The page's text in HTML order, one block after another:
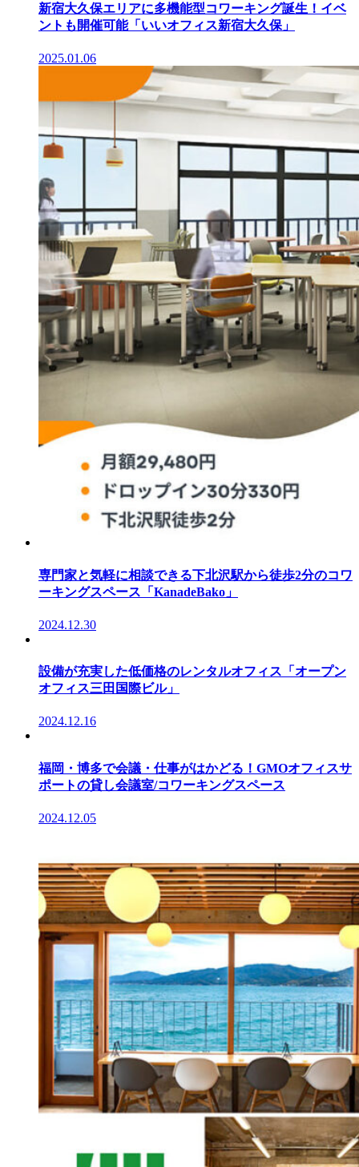
新宿大久保エリアに多機能型コワーキング誕生！イベ
ントも開催可能「いいオフィス新宿大久保」
2025.01.06
専門家と気軽に相談できる下北沢駅から徒歩2分のコワ
ーキングスペース「KanadeBako」
2024.12.30
設備が充実した低価格のレンタルオフィス「オープン
オフィス三田国際ビル」
2024.12.16
福岡・博多で会議・仕事がはかどる！GMOオフィスサ
ポートの貸し会議室/コワーキングスペース
2024.12.05